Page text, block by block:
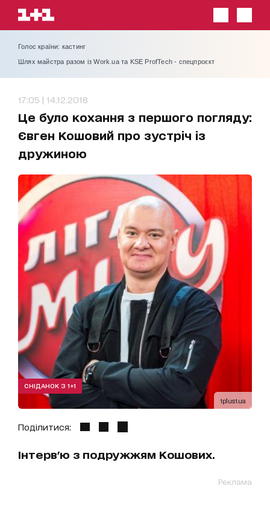
Голос країни: кастинг
Шлях майстра разом із Work.ua та KSE ProfTech - спецпроєкт
17:05 | 14.12.2018
Це було кохання з першого погляду:
Євген Кошовий про зустріч із
дружиною
1plus1.ua
СНІДАНОК З 1+1
Поділитися:
Інтерв'ю з подружжям Кошових.
Реклама